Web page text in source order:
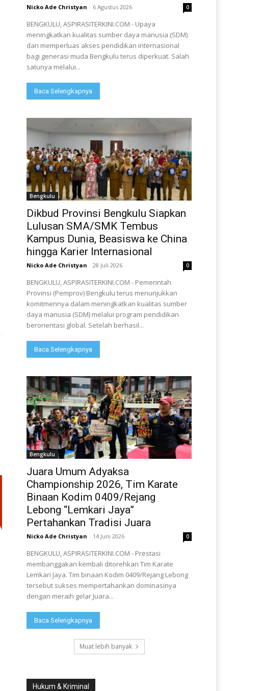
Nicko Ade Christyan - 6 Agustus 2026 0
BENGKULU, ASPIRASITERKINI.COM - Upaya
meningkatkan kualitas sumber daya manusia (SDM)
dan memperluas akses pendidikan internasional
bagi generasi muda Bengkulu terus diperkuat. Salah
satunya melalui...
Baca Selengkapnya
Bengkulu
Dikbud Provinsi Bengkulu Siapkan
Lulusan SMA/SMK Tembus
Kampus Dunia, Beasiswa ke China
hingga Karier Internasional
Nicko Ade Christyan - 28 Juli 2026 0
BENGKULU, ASPIRASITERKINI.COM - Pemerintah
Provinsi (Pemprov) Bengkulu terus menunjukkan
komitmennya dalam meningkatkan kualitas sumber
daya manusia (SDM) melalui program pendidikan
berorientasi global. Setelah berhasil...
Baca Selengkapnya
Bengkulu
Juara Umum Adyaksa
Championship 2026, Tim Karate
Binaan Kodim 0409/Rejang
Lebong “Lemkari Jaya”
Pertahankan Tradisi Juara
Nicko Ade Christyan - 14 Juni 2026 0
BENGKULU, ASPIRASITERKINI.COM - Prestasi
membanggakan kembali ditorehkan Tim Karate
Lemkari Jaya. Tim binaan Kodim 0409/Rejang Lebong
tersebut sukses mempertahankan dominasinya
dengan meraih gelar Juara...
Baca Selengkapnya
Muat lebih banyak
Hukum & Kriminal